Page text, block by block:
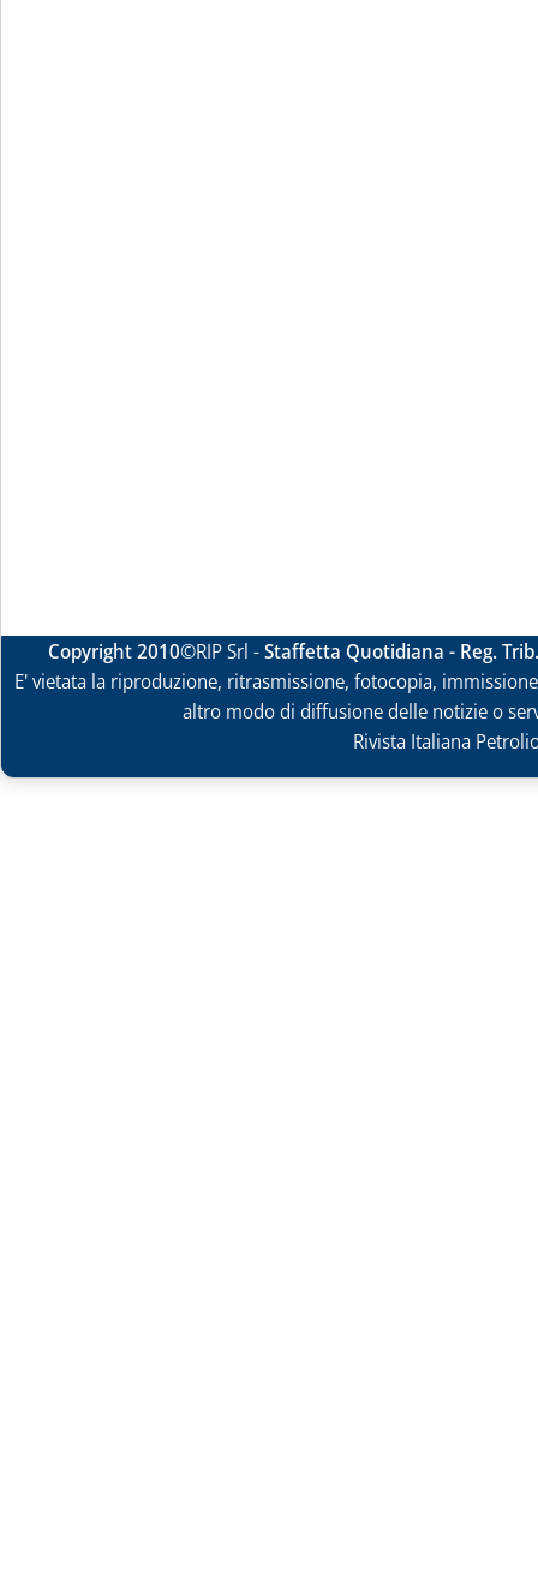
Copyright 2010©RIP Srl -Staffetta Quotidiana - Reg.
E' vietata la riproduzione, ritrasmissione, fotocopia,
altro modo di diffusione delle notizie o
Rivista Italiana